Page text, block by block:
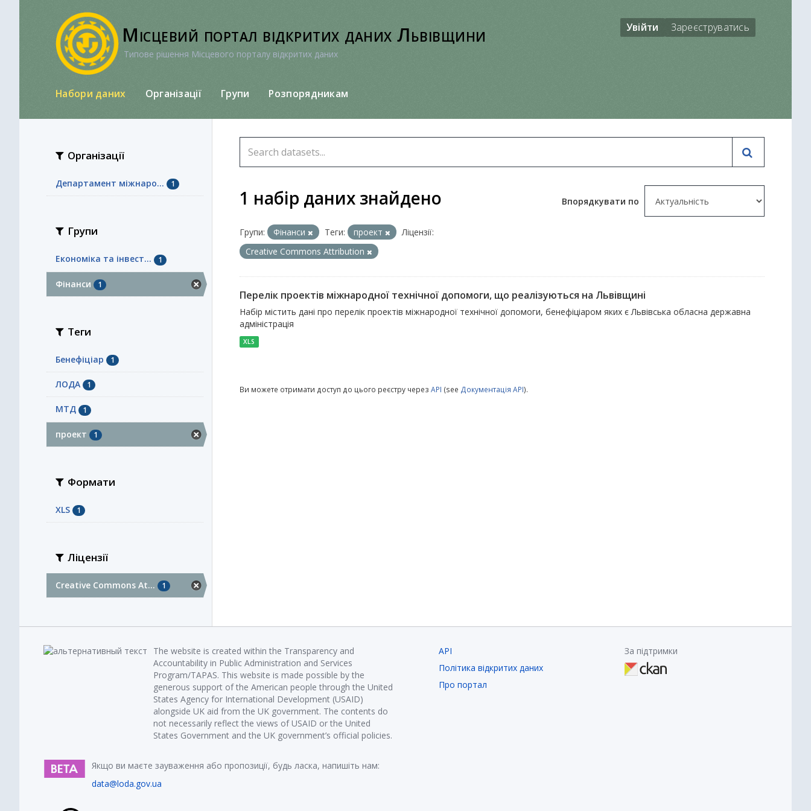
Місцевий портал відкритих даних Львівщини
Типове рішення Місцевого порталу відкритих даних
Увійти Зареєструватись
Набори даних Організації Групи Розпорядникам
Організації
Департамент міжнаро... 1
Групи
Економіка та інвест... 1
Фінанси 1
Теги
Бенефіціар 1
ЛОДА 1
МТД 1
проект 1
Формати
XLS 1
Ліцензії
Creative Commons At... 1
Впорядкувати по
1 набір даних знайдено
Групи: Фінанси Теги: проект
Ліцензії:
Creative Commons Attribution
Перелік проектів міжнародної технічної допомоги, що реалізуються на Львівщині
Набір містить дані про перелік проектів міжнародної технічної допомоги, бенефіціаром яких є Львівська обласна державна
адміністрація
XLS
Ви можете отримати доступ до цього реєстру через API (see Документація API).
The website is created within the Transparency and
Accountability in Public Administration and Services
Program/TAPAS. This website is made possible by the
generous support of the American people through the United
States Agency for International Development (USAID)
alongside UK aid from the UK government. The contents do
not necessarily reflect the views of USAID or the United
States Government and the UK government’s official policies.
Якщо ви маєте зауваження або пропозиції, будь ласка, напишіть нам:
data@loda.gov.ua
API
Політика відкритих даних
Про портал
За підтримки